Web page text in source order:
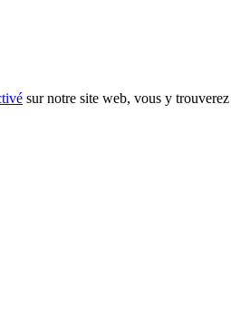
sur notre site web, vous y